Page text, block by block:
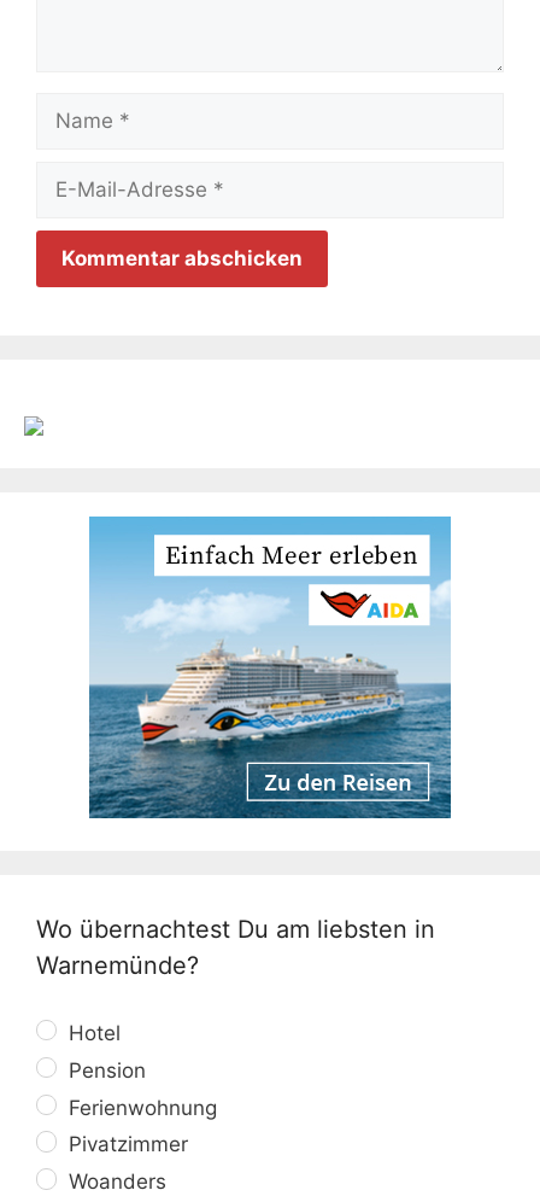
Name
Adresse
Wo übernachtest Du am liebsten in
Warnemünde?
Hotel
Pension
Ferienwohnung
Pivatzimmer
Woanders